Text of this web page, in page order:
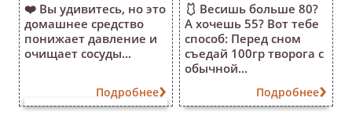
❤️ Вы удивитесь, но это
домашнее средство
понижает давление и
очищает сосуды...
Подробнее
🩱 Весишь больше 80?
А хочешь 55? Вот тебе
способ: Перед сном
съедай 100гр творога с
обычной...
Подробнее